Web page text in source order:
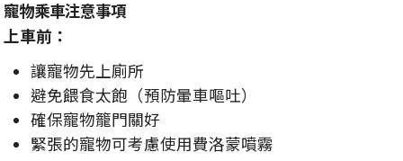
寵物乘車注意事項
上車前：
讓寵物先上廁所
避免餵食太飽（預防暈車嘔吐）
確保寵物籠門關好
緊張的寵物可考慮使用費洛蒙噴霧